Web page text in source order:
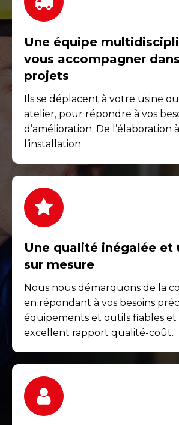
Une équipe
vous accompagner
projets
Ils se déplacent à votre usine
atelier, pour répondre à vos
d’amélioration; De l’élaboration à
l’installation.
Une qualité inégalée et
sur mesure
Nous nous démarquons de la
en répondant à vos besoins
équipements et outils fiables et
excellent rapport qualité-coût.